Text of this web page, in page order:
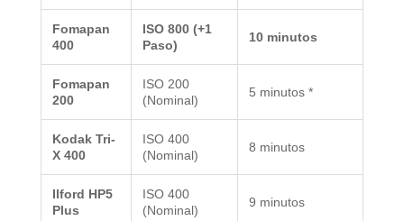
Fomapan
400
ISO 800 (+1
Paso)
10 minutos
Fomapan
200
ISO 200
(Nominal)
5 minutos *
Kodak Tri-
X 400
ISO 400
(Nominal)
8 minutos
Ilford HP5
Plus
ISO 400
(Nominal)
9 minutos